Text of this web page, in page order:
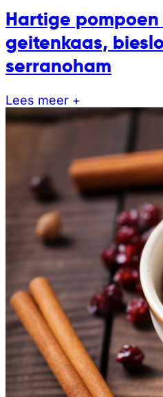
Hartige
geitenkaas,
serranoham
Lees meer +